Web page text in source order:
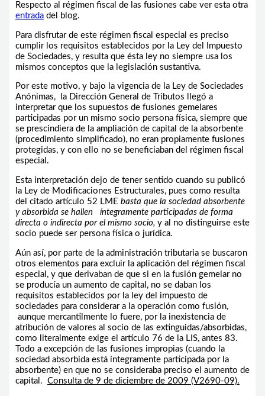
Respecto al régimen fiscal de las fusiones cabe ver esta otra
entradadel blog.
Para disfrutar de este régimen fiscal especial es preciso
cumplir los requisitos establecidos por la Ley del Impuesto
de Sociedades, y resulta que ésta ley no siempre usa los
mismos conceptos que la legislación sustantiva.
Por este motivo, y bajo la vigencia de la Ley de Sociedades
Anónimas, la Dirección General de Tributos llegó a
interpretar que los supuestos de fusiones gemelares
participadas por un mismo socio persona física, siempre que
se prescindiera de la ampliación de capital de la absorbente
(procedimiento simplificado), no eran propiamente fusiones
protegidas, y con ello no se beneficiaban del régimen fiscal
especial.
Esta interpretación dejo de tener sentido cuando su publicó
la Ley de Modificaciones Estructurales, pues como resulta
del citado artículo 52 LME basta que la sociedad absorbente
y absorbida se hallen íntegramente participadas de forma
directa o indirecta por el mismo socio, y al no distinguirse este
socio puede ser persona física o jurídica.
Aún así, por parte de la administración tributaria se buscaron
otros elementos para excluir la aplicación del régimen fiscal
especial, y que derivaban de que si en la fusión gemelar no
se producía un aumento de capital, no se daban los
requisitos establecidos por la ley del impuesto de
sociedades para considerar a la operación como fusión,
aunque mercantilmente lo fuere, por la inexistencia de
atribución de valores al socio de las extinguidas/absorbidas,
como literalmente exige el artículo 76 de la LIS, antes 83.
Todo a excepción de las fusiones impropias (cuando la
sociedad absorbida está íntegramente participada por la
absorbente) en que no se consideraba preciso el aumento de
capital. Consulta de 9 de diciembre de 2009 (V2690-09).